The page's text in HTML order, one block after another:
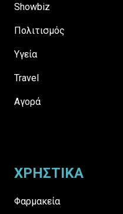
Showbiz
Πολιτισμός
Υγεία
Travel
Αγορά
ΧΡΗΣΤΙΚΑ
Φαρμακεία